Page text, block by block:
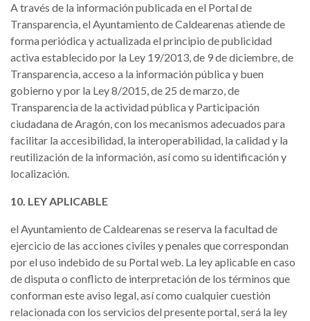
A través de la información publicada en el Portal de
Transparencia, el Ayuntamiento de Caldearenas atiende de
forma periódica y actualizada el principio de publicidad
activa establecido por la Ley 19/2013, de 9 de diciembre, de
Transparencia, acceso a la información pública y buen
gobierno y por la Ley 8/2015, de 25 de marzo, de
Transparencia de la actividad pública y Participación
ciudadana de Aragón, con los mecanismos adecuados para
facilitar la accesibilidad, la interoperabilidad, la calidad y la
reutilización de la información, así como su identificación y
localización.
10. LEY APLICABLE
el Ayuntamiento de Caldearenas se reserva la facultad de
ejercicio de las acciones civiles y penales que correspondan
por el uso indebido de su Portal web. La ley aplicable en caso
de disputa o conflicto de interpretación de los términos que
conforman este aviso legal, así como cualquier cuestión
relacionada con los servicios del presente portal, será la ley